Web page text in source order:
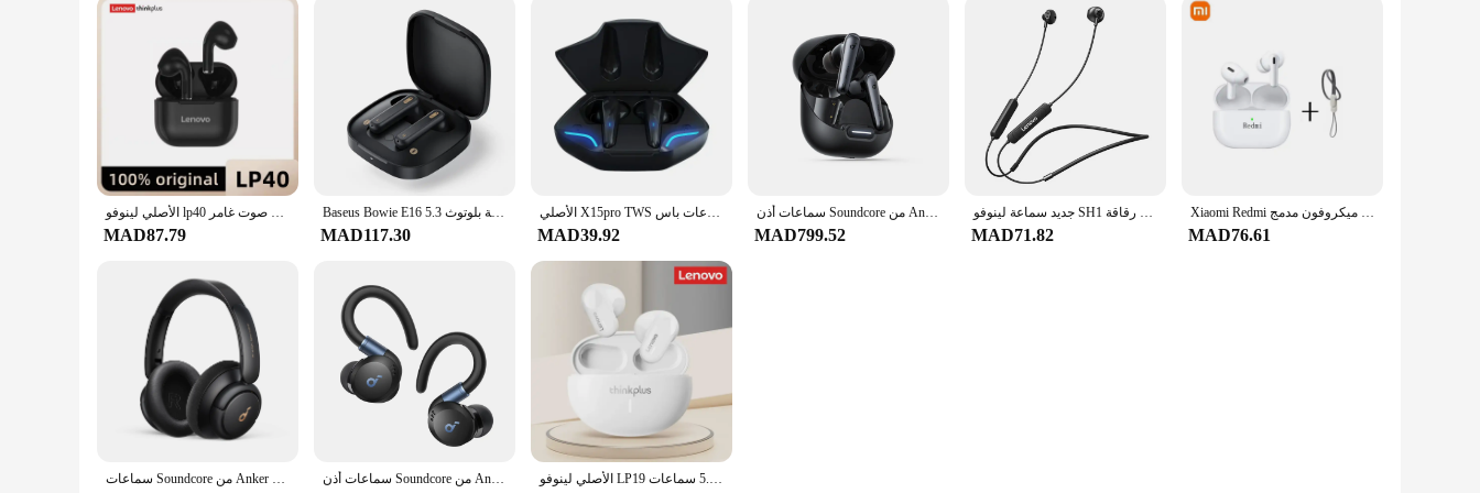
الأصلي لينوفو lp40 بلوتوث سماعة 5.0 صوت غامر HIFI TWS مع ميكروفون التحكم باللمس لحركة وقت الانتظار الطويل
MAD87.79
Baseus Bowie E16 سماعات لاسلكية بلوتوث 5.3 TWS سماعات أذن IPX4 مقاومة للماء سماعة 30H وقت اللعب 13 مللي متر سائق HIFI سماعات
MAD117.30
الأصلي X15pro TWS سماعات لاسلكية لعبة سماعات بلوتوث مع ميكروفونات الحد من الضوضاء عالية الدقة سماعات باس
MAD39.92
سماعات أذن Soundcore من Anker Liberty 4 NC لاسلكية بخاصية إلغاء الضوضاء سماعات أذن لاسلكية تعمل بالبلوتوث سماعات أذن TWS لاسلكية
MAD799.52
جديد سماعة لينوفو SH1 اللاسلكية بلوتوث 5.0 رقاقة HIFI جودة الصوت IPX5 مقاوم للماء الرياضة سماعة المغناطيسي شريط حول الرقبة سماعات
MAD71.82
Xiaomi Redmi سماعة بلوتوث سماعات أذن لاسلكية سماعات أذن بلوتوث داخل الأذن سماعات أذن لاسلكية سماعات رأس لاسلكية ميكروفون مدمج
MAD76.61
سماعات Soundcore من Anker Life Q30 Hybrid Active المانعة للضوضاء سماعات بلوتوث لاسلكية فوق الأذن سماعة أذن سماعات أذن Soundcore من Anker Sport X20 لاسلكية حقيقية للتمرين، خطافات أذن، سماعات بلوتوث لاسلكية تعمل بالبلوتوث الأصلي لينوفو LP19 بلوتوث 5.1 سماعات TWS اللاسلكية في الأذن سماعات أذن رياضية المزدوج HD سماعة رأس مع ميكروفون 2023 جديد